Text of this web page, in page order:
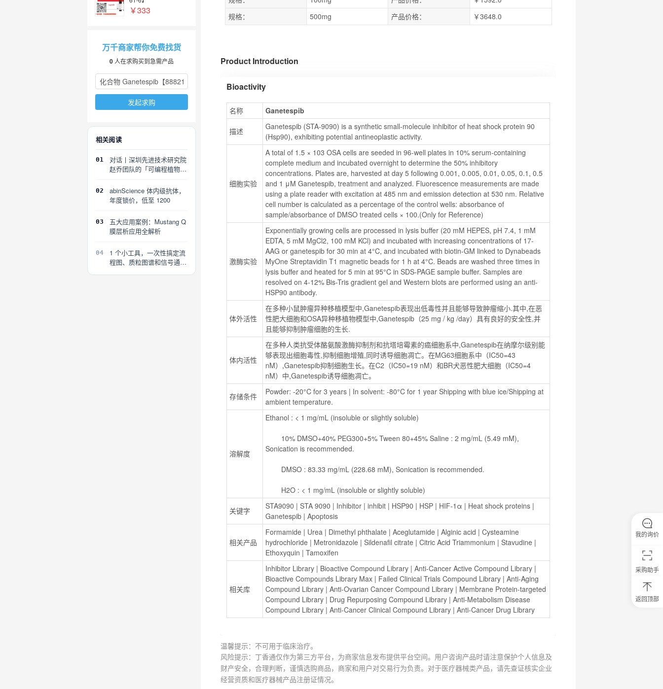
￥333
万千商家帮你免费找货
0 人在求购买到急需产品
发起求购
相关阅读
01
对话丨深圳先进技术研究院
赵乔团队的「可编程植物」
02
abinScience 体内级抗体，
年度锁价，低至 1200
03
五大应用案例：Mustang Q
膜层析应用全解析
04
1 个小工具，一次性搞定流
程图、质粒图谱和信号通路
规格：
500mg 产品价格： ￥3648.0
Product Introduction
Bioactivity
名称 Ganetespib
描述
Ganetespib (STA-9090) is a synthetic small-molecule inhibitor of heat shock protein 90
(Hsp90), exhibiting potential antineoplastic activity.
细胞实验
A total of 1.5 × 103 OSA cells are seeded in 96-well plates in 10% serum-containing
complete medium and incubated overnight to determine the 50% inhibitory
concentrations. Plates are, harvested at day 5 following 0.001, 0.005, 0.01, 0.05, 0.1, 0.5
and 1 μM Ganetespib, treatment and analyzed. Fluorescence measurements are made
using a plate reader with excitation at 485 nm and emission detection at 530 nm. Relative
cell number is calculated as a percentage of the control wells: absorbance of
sample/absorbance of DMSO treated cells × 100.(Only for Reference)
激酶实验
Exponentially growing cells are processed in lysis buffer (20 mM HEPES, pH 7.4, 1 mM
EDTA, 5 mM MgCl2, 100 mM KCl) and incubated with increasing concentrations of 17-
AAG or ganetespib for 30 min at 4°C, and incubated with biotin-GM linked to Dynabeads
MyOne Streptavidin T1 magnetic beads for 1 h at 4°C. Beads are washed three times in
lysis buffer and heated for 5 min at 95°C in SDS-PAGE sample buffer. Samples are
resolved on 4-12% Bis-Tris gradient gel and Western blots are performed using an anti-
HSP90 antibody.
体外活性
在多种小鼠肿瘤异种移植模型中,Ganetespib表现出低毒性并且能够导致肿瘤缩小.其中,在恶
性肥大细胞和OSA异种移植物模型中,Ganetespib（25 mg / kg /day）具有良好的安全性,并
且能够抑制肿瘤细胞的生长.
体内活性
在多种人类抗受体酪氨酸激酶抑制剂和抗塔培霉素的癌细胞系中,Ganetespib在纳摩尔级别能
够表现出细胞毒性,抑制细胞增殖,同时诱导细胞凋亡。在MG63细胞系中（IC50=43
nM）,Ganetespib抑制细胞生长。在C2（IC50=19 nM）和BR犬恶性肥大细胞（IC50=4
nM）中,Ganetespib诱导细胞凋亡。
存储条件
Powder: -20°C for 3 years | In solvent: -80°C for 1 year Shipping with blue ice/Shipping at
ambient temperature.
溶解度
Ethanol : < 1 mg/mL (insoluble or slightly soluble)
Sonication is recommended.
        DMSO : 83.33 mg/mL (228.68 mM), Sonication is recommended.
        H2O : < 1 mg/mL (insoluble or slightly soluble)
关键字 STA9090 | STA 9090 | Inhibitor | inhibit | HSP90 | HSP | HIF-1α | Heat shock proteins
Ganetespib | Apoptosis
相关产品
Formamide | Urea | Dimethyl phthalate | Aceglutamide | Alginic acid | Cysteamine
hydrochloride | Metronidazole | Sildenafil citrate | Citric Acid Triammonium | Stavudine
Ethoxyquin | Tamoxifen
相关库
Inhibitor Library | Bioactive Compound Library | Anti-Cancer Active Compound Library
Bioactive Compounds Library Max | Failed Clinical Trials Compound Library | Anti-Aging
Compound Library | Anti-Ovarian Cancer Compound Library | Membrane Protein-targeted
Compound Library | Drug Repurposing Compound Library | Anti-Metabolism Disease
Compound Library | Anti-Cancer Clinical Compound Library | Anti-Cancer Drug Library
温馨提示：不可用于临床治疗。
风险提示：丁香通仅作为第三方平台，为商家信息发布提供平台空间。用户咨询产品时请注意保护个人信息及
财产安全，合理判断，谨慎选购商品，商家和用户对交易行为负责。对于医疗器械类产品，请先查证核实企业
经营资质和医疗器械产品注册证情况。
采购助手
返回顶部
我的询价